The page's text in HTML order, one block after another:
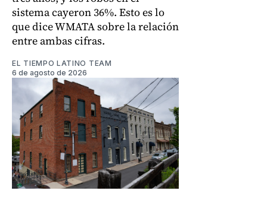
sistema cayeron 36%. Esto es lo
que dice WMATA sobre la relación
entre ambas cifras.
EL TIEMPO LATINO TEAM
6 de agosto de 2026